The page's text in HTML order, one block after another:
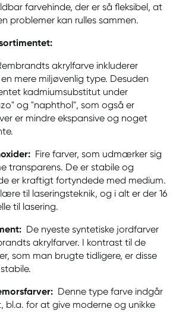
farvehinde, der er så fleksibel, at
problemer kan rulles sammen.
akrylfarve inkluderer
mere miljøvenlig type. Desuden
kadmiumsubstitut under
og "naphthol", som også er
er mindre ekspansive og noget
Fire farver, som udmærker sig
transparens. De er stabile og
er kraftigt fortyndede med medium.
til laseringsteknik, og i alt er der 16
til lasering.
De nyeste syntetiske jordfarver
akrylfarver. I kontrast til de
som man brugte tidligere, er disse
Denne type farve indgår
bl.a. for at give moderne og unikke